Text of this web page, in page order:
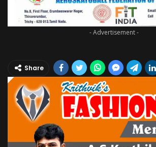
- Advertisement -
Share